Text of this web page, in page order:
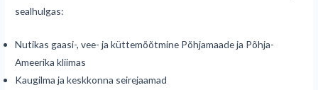
sealhulgas:
Nutikas gaasi-, vee- ja küttemõõtmine Põhjamaade ja Põhja-
Ameerika kliimas
Kaugilma ja keskkonna seirejaamad